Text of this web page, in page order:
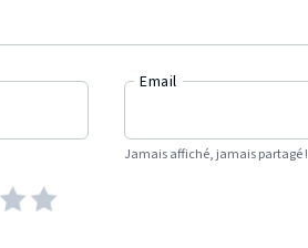
Email
Jamais affiché, jamais partagé !